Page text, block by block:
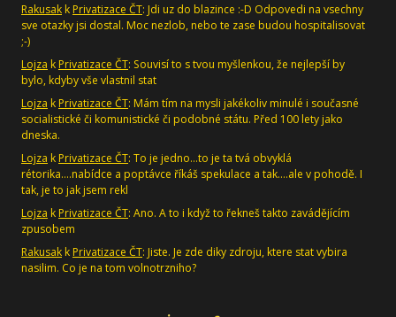
Rakusak k Privatizace ČT: Jdi uz do blazince :-D Odpovedi na vsechny
sve otazky jsi dostal. Moc nezlob, nebo te zase budou hospitalisovat
;-)
Lojza k Privatizace ČT: Souvisí to s tvou myšlenkou, že nejlepší by
bylo, kdyby vše vlastnil stat
Lojza k Privatizace ČT: Mám tím na mysli jakékoliv minulé i současné
socialistické či komunistické či podobné státu. Před 100 lety jako
dneska.
Lojza k Privatizace ČT: To je jedno...to je ta tvá obvyklá
rétorika....nabídce a poptávce říkáš spekulace a tak....ale v pohodě. I
tak, je to jak jsem rekl
Lojza k Privatizace ČT: Ano. A to i když to řekneš takto zavádějícím
zpusobem
Rakusak k Privatizace ČT: Jiste. Je zde diky zdroju, ktere stat vybira
nasilim. Co je na tom volnotrzniho?